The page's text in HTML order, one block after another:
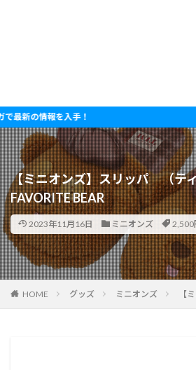
情報を入手！
【ミニオンズ】スリッパ （テ
FAVORITE BEAR
2023年11月16日 ミニオンズ 2,500
HOME グッズ ミニオンズ 【